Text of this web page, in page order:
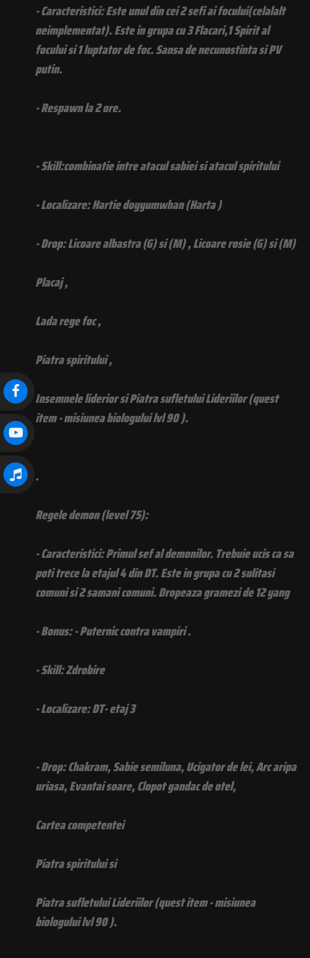
- Caracteristici: Este unul din cei 2 sefi ai focului(celalalt
neimplementat). Este in grupa cu 3 Flacari,1 Spirit al
focului si 1 luptator de foc. Sansa de necunostinta si PV
putin.
- Respawn la 2 ore.
- Skill:combinatie intre atacul sabiei si atacul spiritului
- Localizare: Hartie doyyumwhan (Harta )
- Drop: Licoare albastra (G) si (M) , Licoare rosie (G) si (M)
Placaj ,
Lada rege foc ,
Piatra spiritului ,
Insemnele liderior si Piatra sufletului Lideriilor (quest
item - misiunea biologului lvl 90 ).
.
Regele demon (level 75):
- Caracteristici: Primul sef al demonilor. Trebuie ucis ca sa
poti trece la etajul 4 din DT. Este in grupa cu 2 sulitasi
comuni si 2 samani comuni. Dropeaza gramezi de 12 yang
- Bonus: - Puternic contra vampiri .
- Skill: Zdrobire
- Localizare: DT- etaj 3
- Drop: Chakram, Sabie semiluna, Ucigator de lei, Arc aripa
uriasa, Evantai soare, Clopot gandac de otel,
Cartea competentei
Piatra spiritului si
Piatra sufletului Lideriilor (quest item - misiunea
biologului lvl 90 ).